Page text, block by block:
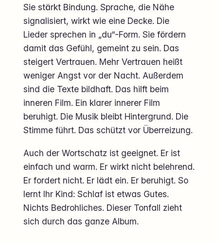
Sie stärkt Bindung. Sprache, die Nähe
signalisiert, wirkt wie eine Decke. Die
Lieder sprechen in „du“-Form. Sie fördern
damit das Gefühl, gemeint zu sein. Das
steigert Vertrauen. Mehr Vertrauen heißt
weniger Angst vor der Nacht. Außerdem
sind die Texte bildhaft. Das hilft beim
inneren Film. Ein klarer innerer Film
beruhigt. Die Musik bleibt Hintergrund. Die
Stimme führt. Das schützt vor Überreizung.
Auch der Wortschatz ist geeignet. Er ist
einfach und warm. Er wirkt nicht belehrend.
Er fordert nicht. Er lädt ein. Er beruhigt. So
lernt Ihr Kind: Schlaf ist etwas Gutes.
Nichts Bedrohliches. Dieser Tonfall zieht
sich durch das ganze Album.